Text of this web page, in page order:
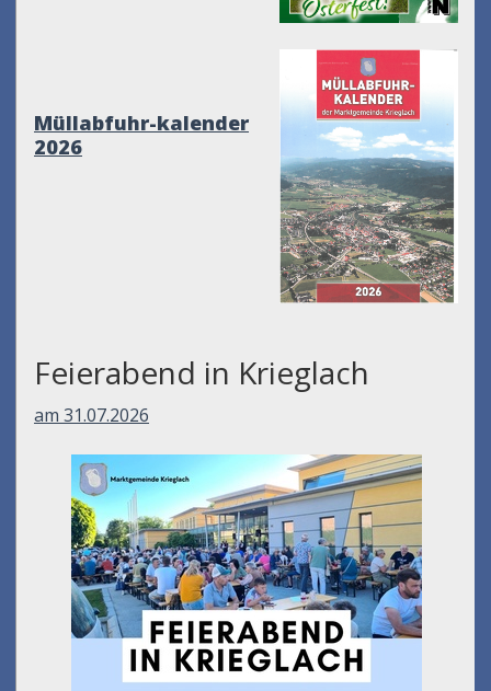
Müllabfuhr-kalender
2026
Feierabend in Krieglach
am 31.07.2026